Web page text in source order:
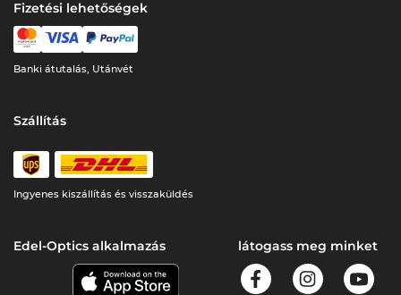
Fizetési lehetőségek
Banki átutalás, Utánvét
Szállítás
Ingyenes kiszállítás és visszaküldés
Edel-Optics alkalmazás látogass meg minket